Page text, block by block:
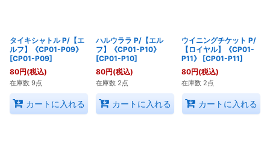
タイキシャトル P/【エ
ルフ】《CP01-P09》
[CP01-P09]
80円(税込)
在庫数 9点
カートに入れる
ハルウララ P/【エル
フ】《CP01-P10》
[CP01-P10]
80円(税込)
在庫数 2点
カートに入れる
ウイニングチケット P/
【ロイヤル】《CP01-
P11》
[CP01-P11]
80円(税込)
在庫数 2点
カートに入れる